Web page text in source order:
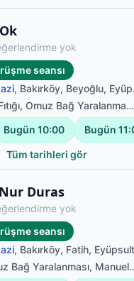
yok
seansı
, Bakırköy, Beyoğlu, Eyüpsultan
, Omuz Bağ Yaralanması
Bugün 10:00 Bugün
Tüm tarihleri gör
Duras
yok
seansı
, Bakırköy, Fatih, Eyüpsultan
Bağ Yaralanması, Manuel Terapi